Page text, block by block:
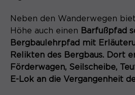
Neben den Wanderwegen
Höhe auch einen Barfußpfad
Bergbaulehrpfad mit
Relikten des Bergbaus. Dort
Förderwagen, Seilscheibe,
E-Lok an die Vergangenheit